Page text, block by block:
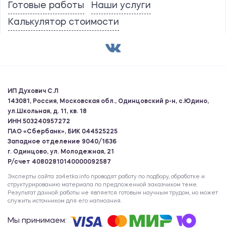
Готовые работы
Наши услуги
Калькулятор стоимости
ИП Духович С.Л
143081, Россия, Московская обл., Одинцовский р-н, с.Юдино,
ул.Школьная, д. 11, кв. 18
ИНН 503240957272
ПАО «Сбербанк», БИК 044525225
Западное отделение 9040/1636
г. Одинцово, ул. Молодежная, 21
Р/счет 40802810140000092587
Эксперты сайта za4etka.info проводят работу по подбору, обработке и
структурированию материала по предложенной заказчиком теме.
Результат данной работы не является готовым научным трудом, но может
служить источником для его написания.
Мы принимаем: